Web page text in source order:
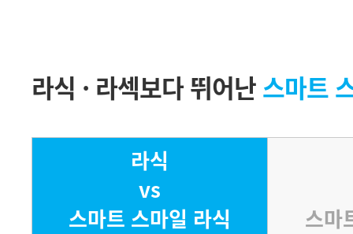
라식 · 라섹보다 뛰어난스마트
라식
vs
스마트 스마일 라식
스마